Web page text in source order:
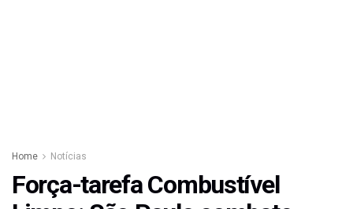
Home Notícias
Força-tarefa Combustível